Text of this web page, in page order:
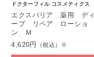
ドクターフィル コスメティクス
エクスバリア 薬用 ディ
ープ リペア ローショ
ン Ｍ
4,620円
（税込）※